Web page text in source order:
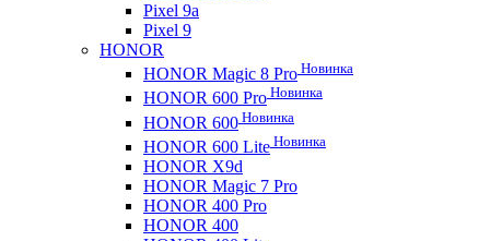
Pixel 9a
Pixel 9
HONOR
HONOR Magic 8 Pro Новинка
HONOR 600 Pro Новинка
HONOR 600 Новинка
HONOR 600 Lite Новинка
HONOR X9d
HONOR Magic 7 Pro
HONOR 400 Pro
HONOR 400